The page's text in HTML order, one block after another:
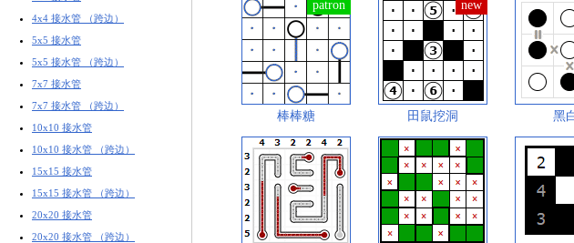
4x4 接水管 （跨边）
5x5 接水管
5x5 接水管 （跨边）
7x7 接水管
7x7 接水管 （跨边）
10x10 接水管
10x10 接水管 （跨边）
15x15 接水管
15x15 接水管 （跨边）
20x20 接水管
20x20 接水管 （跨边）
棒棒糖 田鼠挖洞 黑